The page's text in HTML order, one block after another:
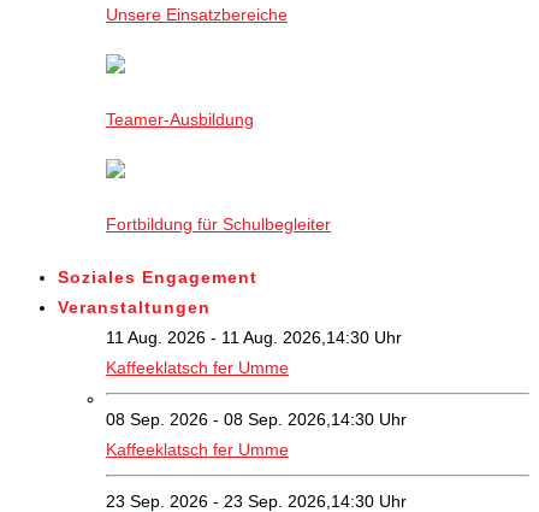
Unsere Einsatzbereiche
Teamer-Ausbildung
Fortbildung für Schulbegleiter
Soziales Engagement
Veranstaltungen
11 Aug. 2026 - 11 Aug. 2026,14:30 Uhr
Kaffeeklatsch fer Umme
08 Sep. 2026 - 08 Sep. 2026,14:30 Uhr
Kaffeeklatsch fer Umme
23 Sep. 2026 - 23 Sep. 2026,14:30 Uhr